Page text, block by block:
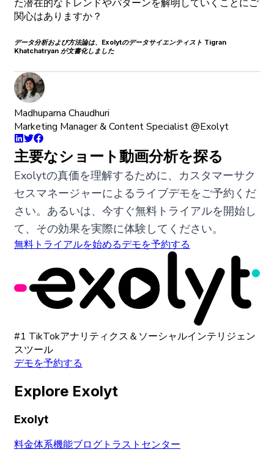
た潜在的な トレンドやパターンを解明していくことにご
関心はありますか？
データ分析および方法論は、 Exolytのデータサイエンティスト Tigran
Khatchatryan が文書化しました
Madhuparna Chaudhuri
Marketing Manager & Content Specialist @Exolyt
主要なショート動画分析を探る
Exolytの真価を理解するために、カスタマーサク
セスマネージャーによるライブデモをご予約くだ
さい。あるいは、今すぐ無料トライアルを開始し
て、その効果を実際に体験してください。
無料トライアルを始めるデモを予約する
#1 TikTokアナリティクス＆ソーシャルインテリジェン
スツール
デモを予約する
Explore Exolyt
Exolyt
料金体系機能ブログ トラストセンター